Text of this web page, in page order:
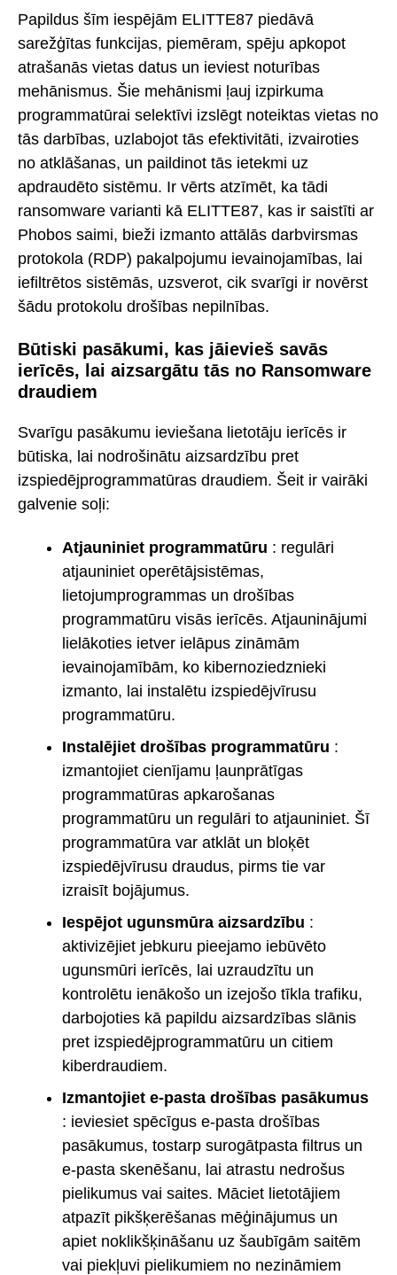
Papildus šīm iespējām ELITTE87 piedāvā
sarežģītas funkcijas, piemēram, spēju apkopot
atrašanās vietas datus un ieviest noturības
mehānismus. Šie mehānismi ļauj izpirkuma
programmatūrai selektīvi izslēgt noteiktas vietas no
tās darbības, uzlabojot tās efektivitāti, izvairoties
no atklāšanas, un paildinot tās ietekmi uz
apdraudēto sistēmu. Ir vērts atzīmēt, ka tādi
ransomware varianti kā ELITTE87, kas ir saistīti ar
Phobos saimi, bieži izmanto attālās darbvirsmas
protokola (RDP) pakalpojumu ievainojamības, lai
iefiltrētos sistēmās, uzsverot, cik svarīgi ir novērst
šādu protokolu drošības nepilnības.
Būtiski pasākumi, kas jāievieš savās
ierīcēs, lai aizsargātu tās no Ransomware
draudiem
Svarīgu pasākumu ieviešana lietotāju ierīcēs ir
būtiska, lai nodrošinātu aizsardzību pret
izspiedējprogrammatūras draudiem. Šeit ir vairāki
galvenie soļi:
Atjauniniet programmatūru : regulāri
atjauniniet operētājsistēmas,
lietojumprogrammas un drošības
programmatūru visās ierīcēs. Atjauninājumi
lielākoties ietver ielāpus zināmām
ievainojamībām, ko kibernoziedznieki
izmanto, lai instalētu izspiedējvīrusu
programmatūru.
Instalējiet drošības programmatūru :
izmantojiet cienījamu ļaunprātīgas
programmatūras apkarošanas
programmatūru un regulāri to atjauniniet. Šī
programmatūra var atklāt un bloķēt
izspiedējvīrusu draudus, pirms tie var
izraisīt bojājumus.
Iespējot ugunsmūra aizsardzību :
aktivizējiet jebkuru pieejamo iebūvēto
ugunsmūri ierīcēs, lai uzraudzītu un
kontrolētu ienākošo un izejošo tīkla trafiku,
darbojoties kā papildu aizsardzības slānis
pret izspiedējprogrammatūru un citiem
kiberdraudiem.
Izmantojiet e-pasta drošības pasākumus
: ieviesiet spēcīgus e-pasta drošības
pasākumus, tostarp surogātpasta filtrus un
e-pasta skenēšanu, lai atrastu nedrošus
pielikumus vai saites. Māciet lietotājiem
atpazīt pikšķerēšanas mēģinājumus un
apiet noklikšķināšanu uz šaubīgām saitēm
vai piekļuvi pielikumiem no nezināmiem